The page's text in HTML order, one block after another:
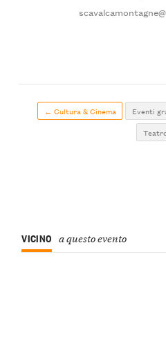
← Cultura & Cinema Eventi
VICINO a questo evento